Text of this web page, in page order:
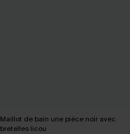
Maillot de bain une pièce noir avec
bretelles licou